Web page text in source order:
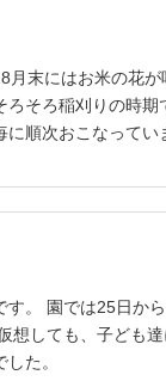
月末にはお米の花
ろそろ稲刈りの時
に順次おこなって
す。 園では25日か
想しても、子ども
した。